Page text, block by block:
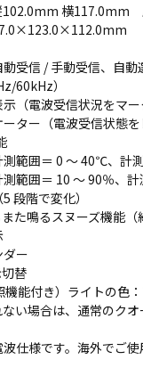
102.0mm 横
受信 / 手動受信、自
60kHz）
（電波受信状況をマー
ター（電波受信状態を
範囲＝ 0 ～ 40℃、計
範囲＝ 10 ～ 90％、
段階で変化）
た鳴るスヌーズ機能（
ー
替
能付き）ライトの色
い場合は、通常のク
仕様です。海外でご